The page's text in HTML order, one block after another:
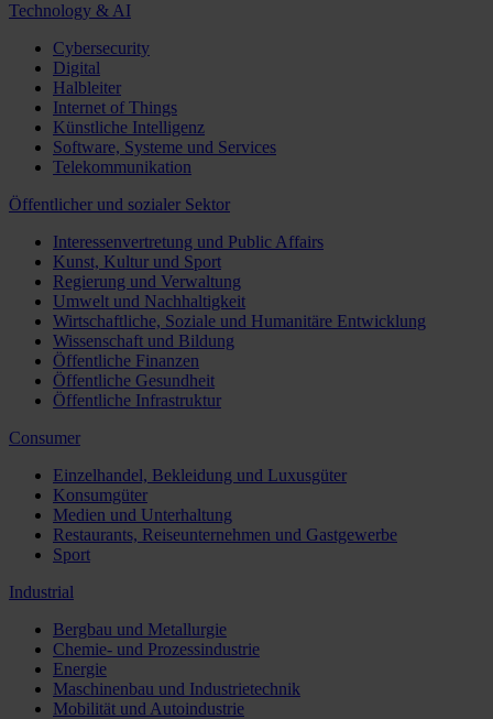
Technology & AI
Cybersecurity
Digital
Halbleiter
Internet of Things
Künstliche Intelligenz
Software, Systeme und Services
Telekommunikation
Öffentlicher und sozialer Sektor
Interessenvertretung und Public Affairs
Kunst, Kultur und Sport
Regierung und Verwaltung
Umwelt und Nachhaltigkeit
Wirtschaftliche, Soziale und Humanitäre Entwicklung
Wissenschaft und Bildung
Öffentliche Finanzen
Öffentliche Gesundheit
Öffentliche Infrastruktur
Consumer
Einzelhandel, Bekleidung und Luxusgüter
Konsumgüter
Medien und Unterhaltung
Restaurants, Reiseunternehmen und Gastgewerbe
Sport
Industrial
Bergbau und Metallurgie
Chemie- und Prozessindustrie
Energie
Maschinenbau und Industrietechnik
Mobilität und Autoindustrie